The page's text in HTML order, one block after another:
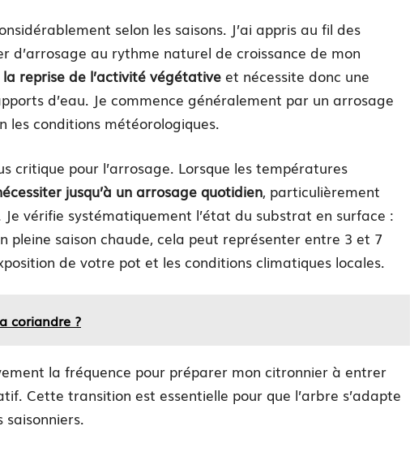
selon les saisons. J’ai appris au fil des
d’arrosage au rythme naturel de croissance de mon
reprise de l’activité végétativeet nécessite donc une
d’eau. Je commence généralement par un arrosage
les conditions météorologiques.
critique pour l’arrosage. Lorsque les températures
jusqu’à un arrosage quotidien, particulièrement
vérifie systématiquement l’état du substrat en surface :
pleine saison chaude, cela peut représenter entre 3 et 7
de votre pot et les conditions climatiques locales.
coriandre ?
la fréquence pour préparer mon citronnier à entrer
Cette transition est essentielle pour que l’arbre s’adapte